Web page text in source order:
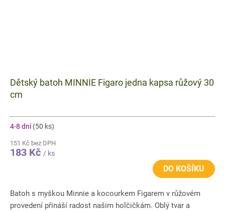
Dětský batoh MINNIE Figaro jedna kapsa růžový 30
cm
4-8 dní(50 ks)
151 Kč bez DPH
183 Kč / ks
DO KOŠÍKU
Batoh s myškou Minnie a kocourkem Figarem v růžovém
provedení přináší radost našim holčičkám. Oblý tvar a